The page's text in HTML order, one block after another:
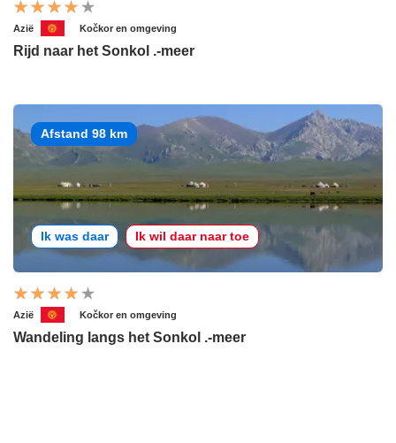
Azië Kočkor en omgeving
Rijd naar het Sonkol .-meer
Afstand 98 km
Ik was daar Ik wil daar naar toe
Azië Kočkor en omgeving
Wandeling langs het Sonkol .-meer